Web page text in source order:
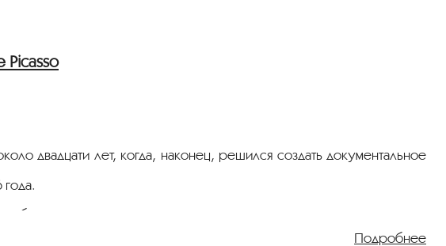
Picasso
двадцати лет, когда, наконец, решился создать документальное
Подробнее